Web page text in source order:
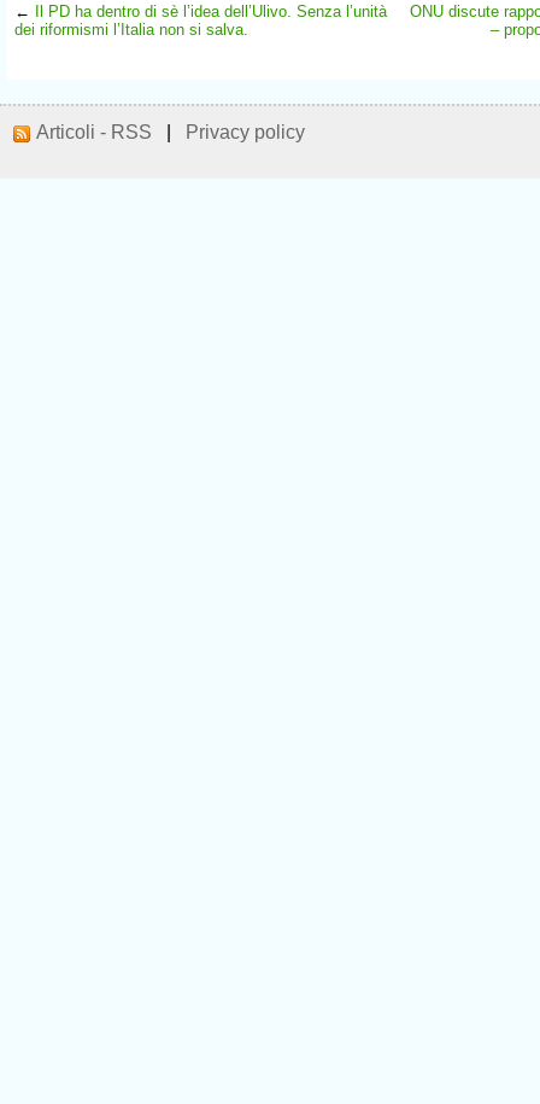
← Il PD ha dentro di sè l’idea dell’Ulivo. Senza l’unità
dei riformismi l’Italia non si salva.
ONU discute
–
Articoli - RSS Privacy policy